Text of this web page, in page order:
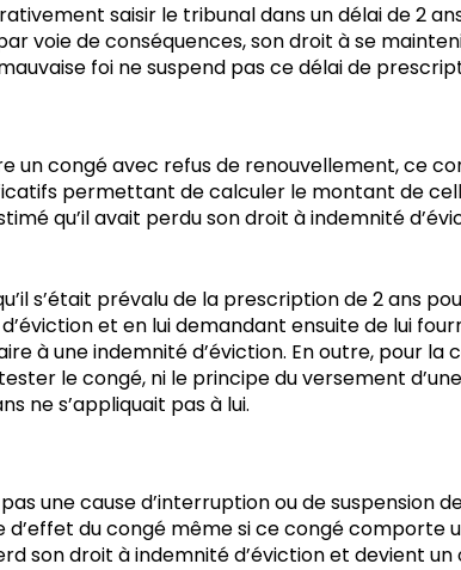
saisir le tribunal dans un délai de 2
voie de conséquences, son droit à se
foi ne suspend pas ce délai de
un congé avec refus de renouvellement, ce
permettant de calculer le montant de
qu’il avait perdu son droit à indemnité
s’était prévalu de la prescription de 2 ans
et en lui demandant ensuite de lui
à une indemnité d’éviction. En outre, pour la
le congé, ni le principe du versement
ne s’appliquait pas à lui.
une cause d’interruption ou de suspension
d’effet du congé même si ce congé comporte
son droit à indemnité d’éviction et devient